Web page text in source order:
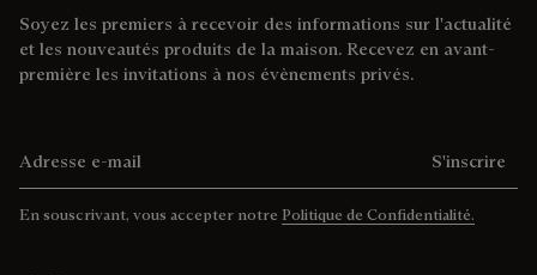
Soyez les premiers à recevoir des informations sur l'actualité
et les nouveautés produits de la maison. Recevez en avant-
première les invitations à nos évènements privés.
S'inscrire
En souscrivant, vous accepter notre Politique de Confidentialité.